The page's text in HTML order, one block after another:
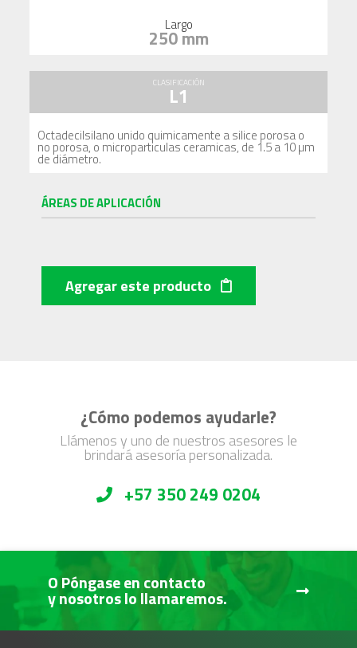
Largo
250 mm
CLASIFICACIÓN
L1
Octadecilsilano unido quimicamente a silice porosa o
no porosa, o microparticulas ceramicas, de 1.5 a 10 µm
de diámetro.
ÁREAS DE APLICACIÓN
Agregar este producto
¿Cómo podemos ayudarle?
Llámenos y uno de nuestros asesores le
brindará asesoría personalizada.
+57 350 249 0204
O Póngase en contacto
y nosotros lo llamaremos.